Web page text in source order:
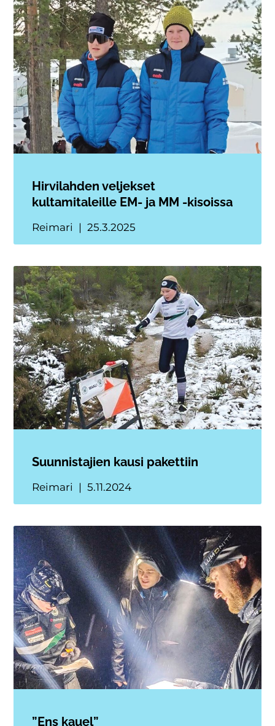
Hirvilahden veljekset
kultamitaleille EM- ja MM -kisoissa
Reimari 25.3.2025
Suunnistajien kausi pakettiin
Reimari 5.11.2024
”Ens kauel”